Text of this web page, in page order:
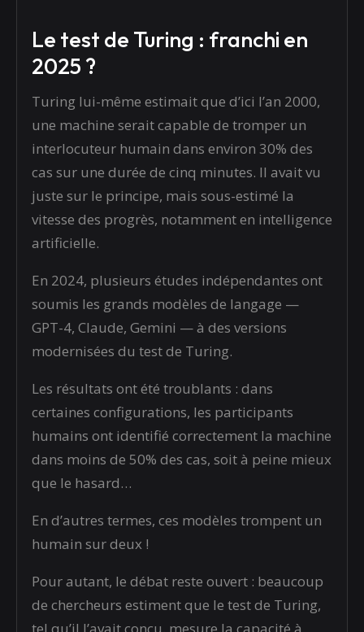
Le test de Turing : franchi en
2025 ?
Turing lui-même estimait que d’ici l’an 2000,
une machine serait capable de tromper un
interlocuteur humain dans environ 30% des
cas sur une durée de cinq minutes. Il avait vu
juste sur le principe, mais sous-estimé la
vitesse des progrès, notamment en intelligence
artificielle.
En 2024, plusieurs études indépendantes ont
soumis les grands modèles de langage —
GPT-4, Claude, Gemini — à des versions
modernisées du test de Turing.
Les résultats ont été troublants : dans
certaines configurations, les participants
humains ont identifié correctement la machine
dans moins de 50% des cas, soit à peine mieux
que le hasard…
En d’autres termes, ces modèles trompent un
humain sur deux !
Pour autant, le débat reste ouvert : beaucoup
de chercheurs estiment que le test de Turing,
tel qu’il l’avait conçu, mesure la capacité à